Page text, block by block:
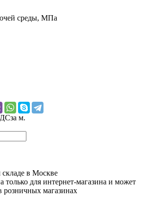
среды, МПа
за м.
в Москве
только для интернет-магазина и может
розничных магазинах